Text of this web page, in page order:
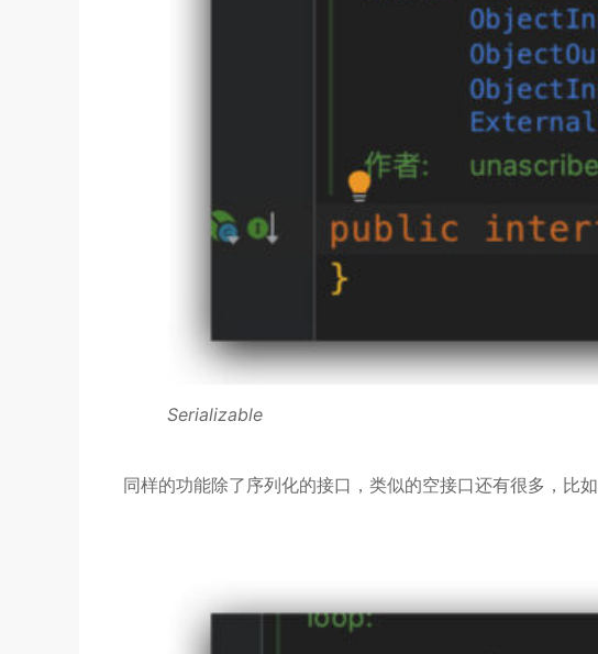
Serializable
同样的功能除了序列化的接口，类似的空接口还有很多，比如